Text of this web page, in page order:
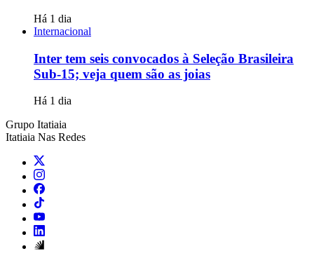
Há 1 dia
Internacional
Inter tem seis convocados à Seleção Brasileira
Sub-15; veja quem são as joias
Há 1 dia
Grupo Itatiaia
Itatiaia Nas Redes